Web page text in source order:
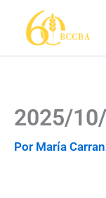
contenido
2025/
Por María